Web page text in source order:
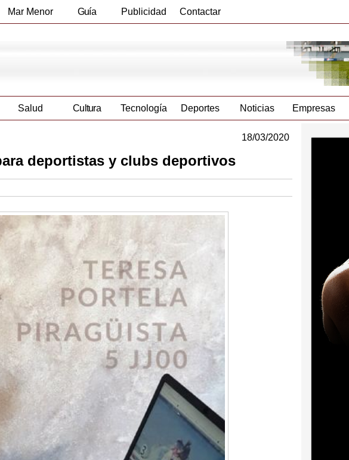
Mar Menor Guía Publicidad Contactar
Salud Cultura Tecnología Deportes Noticias Empresas
18/03/2020
deportistas y clubs deportivos